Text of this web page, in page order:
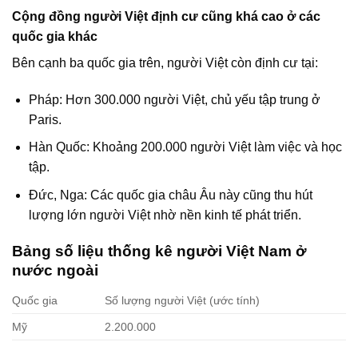
Cộng đồng người Việt định cư cũng khá cao ở các
quốc gia khác
Bên cạnh ba quốc gia trên, người Việt còn định cư tại:
Pháp: Hơn 300.000 người Việt, chủ yếu tập trung ở
Paris.
Hàn Quốc: Khoảng 200.000 người Việt làm việc và học
tập.
Đức, Nga: Các quốc gia châu Âu này cũng thu hút
lượng lớn người Việt nhờ nền kinh tế phát triển.
Bảng số liệu thống kê người Việt Nam ở
nước ngoài
Quốc gia Số lượng người Việt (ước tính)
Mỹ 2.200.000